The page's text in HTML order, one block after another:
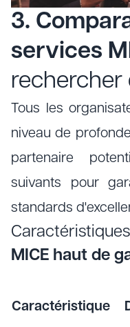
3.
services
rechercher
Tous les
niveau de
partenaire
suivants pour
standards
MICE haut de
Caractéristique